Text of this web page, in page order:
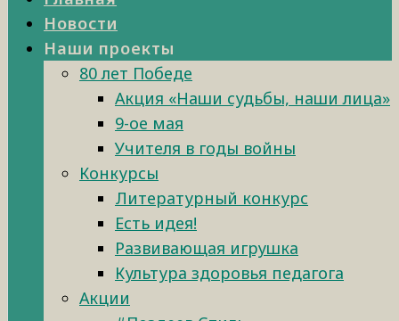
Новости
Наши проекты
80 лет Победе
Акция «Наши судьбы, наши лица»
9-ое мая
Учителя в годы войны
Конкурсы
Литературный конкурс
Есть идея!
Развивающая игрушка
Культура здоровья педагога
Акции